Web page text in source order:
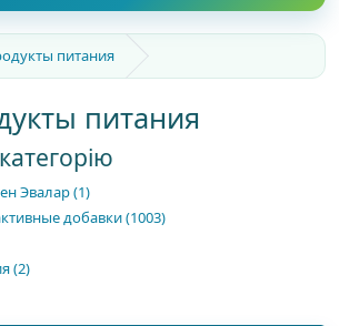
питания
питания
Эвалар (1)
добавки (1003)
(2)